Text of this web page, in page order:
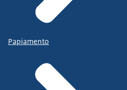
Papiamento